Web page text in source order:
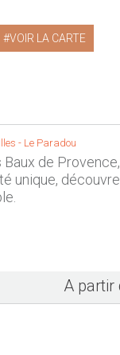
VOIR LA CARTE
- Le Paradou
Baux de
unique,
A partir